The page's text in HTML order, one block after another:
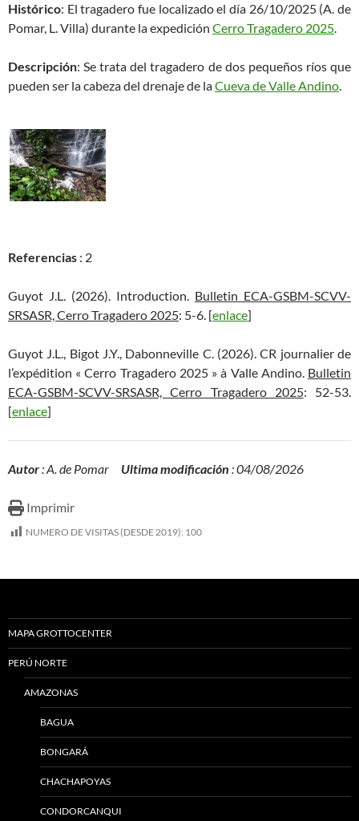
Histórico: El tragadero fue localizado el día 26/10/2025 (A. de
Pomar, L. Villa) durante la expedición Cerro Tragadero 2025.
Descripción: Se trata del tragadero de dos pequeños ríos que
pueden ser la cabeza del drenaje de laCueva de Valle Andino.
Referencias : 2
Guyot J.L. (2026). Introduction. Bulletin ECA-GSBM-SCVV-
SRSASR, Cerro Tragadero 2025: 5-6. [enlace]
Guyot J.L., Bigot J.Y., Dabonneville C. (2026). CR journalier de
l’expédition « Cerro Tragadero 2025 » à Valle Andino. Bulletin
ECA-GSBM-SCVV-SRSASR, Cerro Tragadero 2025: 52-53.
[enlace]
Autor: A. de Pomar Ultima modificación : 04/08/2026
Imprimir
NUMERO DE VISITAS (DESDE 2019): 100
MAPA GROTTOCENTER
PERÚ NORTE
AMAZONAS
BAGUA
BONGARÁ
CHACHAPOYAS
CONDORCANQUI